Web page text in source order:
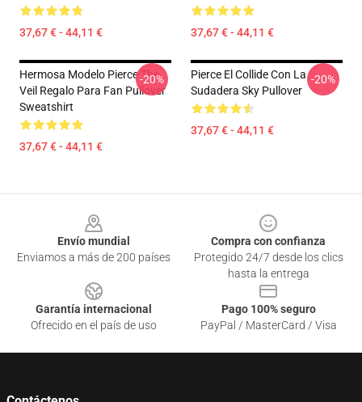
37,67 € - 44,11 € 37,67 € - 44,11 €
Hermosa Modelo Pierce The
Veil Regalo Para Fan Pullover
Sweatshirt
37,67 € - 44,11 €
-20%
Pierce El Collide Con La
Sudadera Sky Pullover
37,67 € - 44,11 €
-20%
Envío mundial
Enviamos a más de 200 países
Compra con confianza
Protegido 24/7 desde los clics
hasta la entrega
Garantía internacional
Ofrecido en el país de uso
Pago 100% seguro
PayPal / MasterCard / Visa